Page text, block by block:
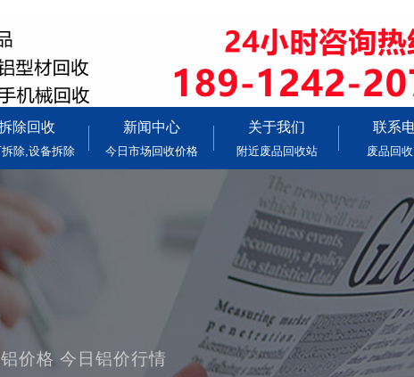
除回收
除,设备拆除
新闻中心
今日市场回收价格
关于我们
附近废品回收站
联系
废品回
价格 今日铝价行情